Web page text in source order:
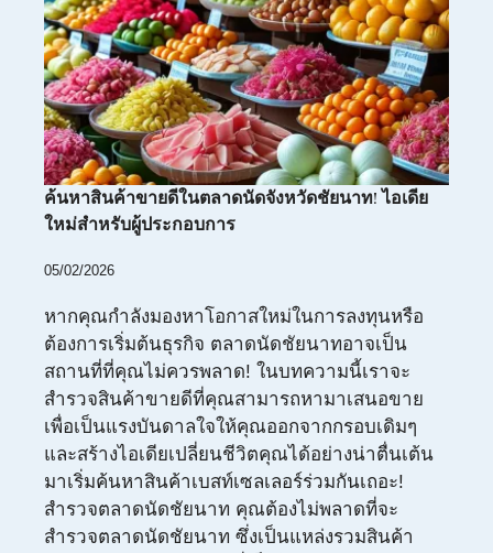
ค้นหาสินค้าขายดีในตลาดนัดจังหวัดชัยนาท! ไอเดีย
ใหม่สำหรับผู้ประกอบการ
05/02/2026
หากคุณกำลังมองหาโอกาสใหม่ในการลงทุนหรือ
ต้องการเริ่มต้นธุรกิจ ตลาดนัดชัยนาทอาจเป็น
สถานที่ที่คุณไม่ควรพลาด! ในบทความนี้เราจะ
สำรวจสินค้าขายดีที่คุณสามารถหามาเสนอขาย
เพื่อเป็นแรงบันดาลใจให้คุณออกจากกรอบเดิมๆ
และสร้างไอเดียเปลี่ยนชีวิตคุณได้อย่างน่าตื่นเต้น
มาเริ่มค้นหาสินค้าเบสท์เซลเลอร์ร่วมกันเถอะ!
สำรวจตลาดนัดชัยนาท คุณต้องไม่พลาดที่จะ
สำรวจตลาดนัดชัยนาท ซึ่งเป็นแหล่งรวมสินค้า